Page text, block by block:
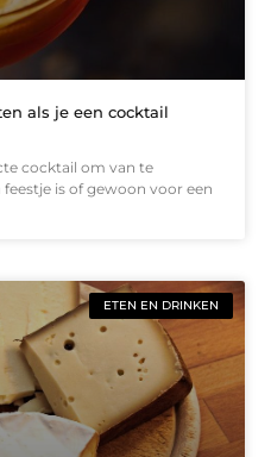
als je een cocktail
cocktail om van te
is of gewoon voor een
ETEN EN DRINKEN